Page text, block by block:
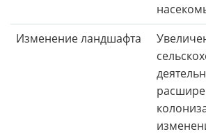
Изменение ландшафта